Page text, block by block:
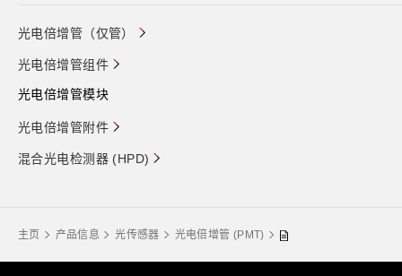
光电倍增管（仅管）
光电倍增管组件
光电倍增管模块
光电倍增管附件
混合光电检测器 (HPD)
主页 产品信息 光传感器 光电倍增管 (PMT)